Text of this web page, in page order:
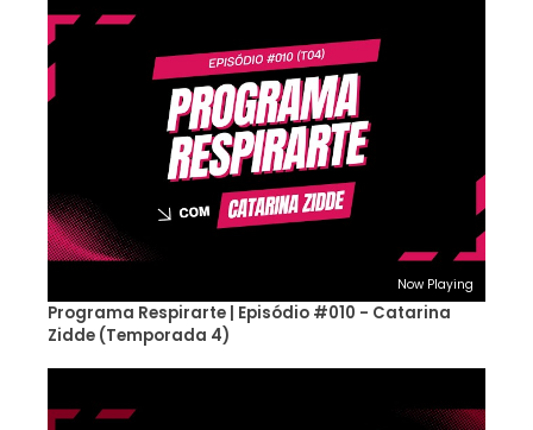
Now Playing
Programa Respirarte | Episódio #010 - Catarina
Zidde (Temporada 4)